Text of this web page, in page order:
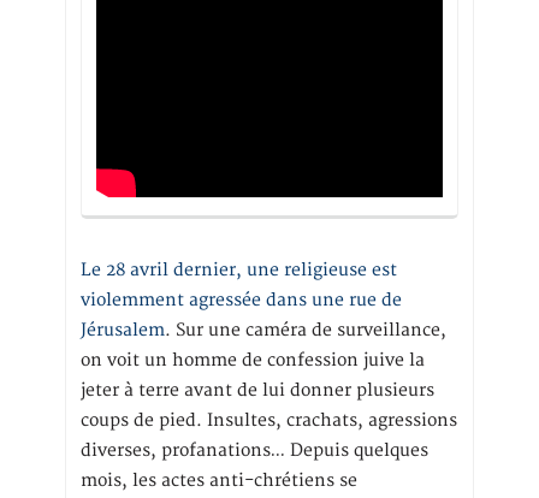
Le 28 avril dernier, une religieuse est
violemment agressée dans une rue de
Jérusalem. Sur une caméra de surveillance,
on voit un homme de confession juive la
jeter à terre avant de lui donner plusieurs
coups de pied. Insultes, crachats, agressions
diverses, profanations… Depuis quelques
mois, les actes anti-chrétiens se